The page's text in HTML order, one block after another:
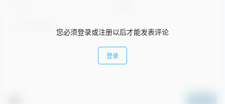
您必须登录或注册以后才能发表评论
登录